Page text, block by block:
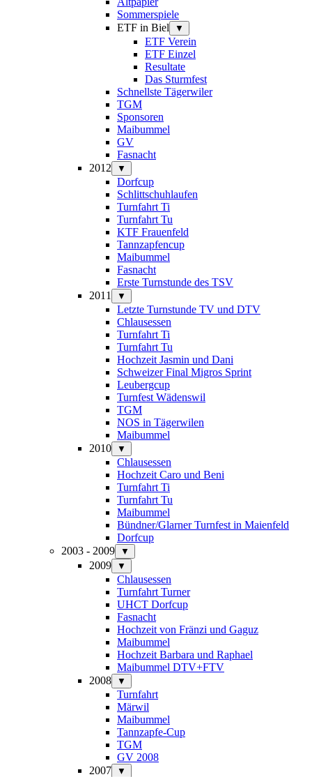
Sommerspiele
ETF in Biel
▼
ETF Verein
ETF Einzel
Resultate
Das Sturmfest
Schnellste Tägerwiler
TGM
Sponsoren
Maibummel
GV
Fasnacht
2012
▼
Dorfcup
Schlittschuhlaufen
Turnfahrt Ti
Turnfahrt Tu
KTF Frauenfeld
Tannzapfencup
Maibummel
Fasnacht
Erste Turnstunde des TSV
2011
▼
Letzte Turnstunde TV und DTV
Chlausessen
Turnfahrt Ti
Turnfahrt Tu
Hochzeit Jasmin und Dani
Schweizer Final Migros Sprint
Leubergcup
Turnfest Wädenswil
TGM
NOS in Tägerwilen
Maibummel
2010
▼
Chlausessen
Hochzeit Caro und Beni
Turnfahrt Ti
Turnfahrt Tu
Maibummel
Bündner/Glarner Turnfest in Maienfeld
Dorfcup
2003 - 2009
▼
2009 ▼
Chlausessen
Turnfahrt Turner
UHCT Dorfcup
Fasnacht
Hochzeit von Fränzi und Gaguz
Maibummel
Hochzeit Barbara und Raphael
Maibummel DTV+FTV
2008
▼
Turnfahrt
Märwil
Maibummel
Tannzapfe-Cup
TGM
GV 2008
2007
▼